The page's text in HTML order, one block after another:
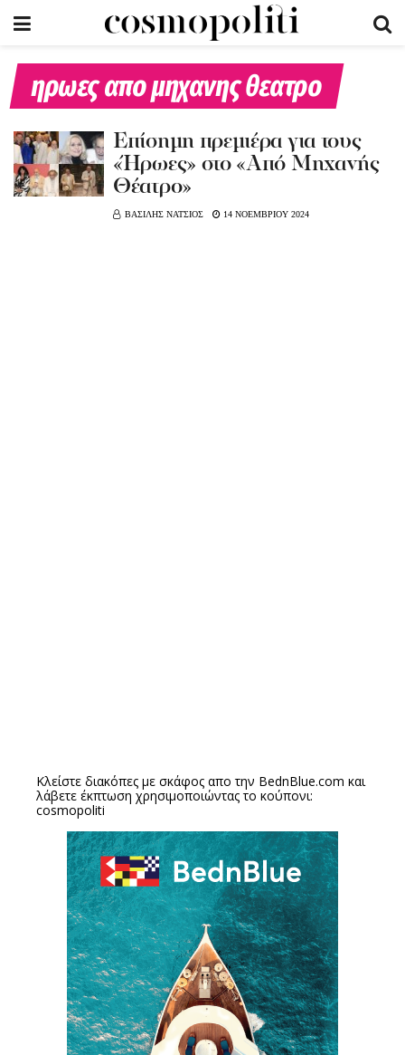
ηρωες απο μηχανης θεατρο
Επίσημη πρεμιέρα για τους
«Ήρωες» στο «Από Μηχανής
Θέατρο»
ΒΑΣΙΛΗΣ ΝΑΤΣΙΟΣ 14 ΝΟΕΜΒΡΙΟΥ 2024
Κλείστε διακόπες με σκάφος απο την BednBlue.com και
λάβετε έκπτωση χρησιμοποιώντας το κούπονι:
cosmopoliti